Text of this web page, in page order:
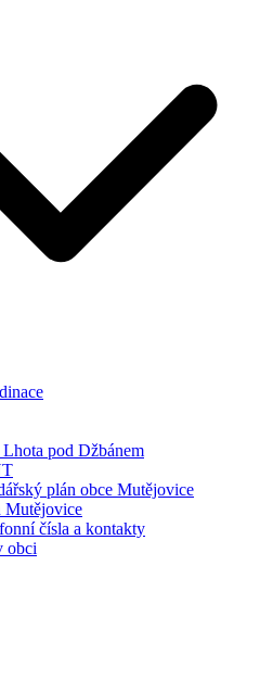
pod Džbánem
plán obce Mutějovice
Mutějovice
čísla a kontakty
obci